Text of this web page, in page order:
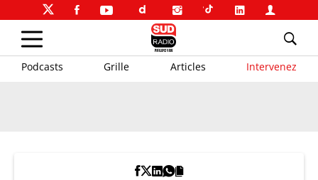
Podcasts Grille Articles Intervenez